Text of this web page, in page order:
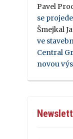
Pavel
se
Šmejkal
ve
Central
novou